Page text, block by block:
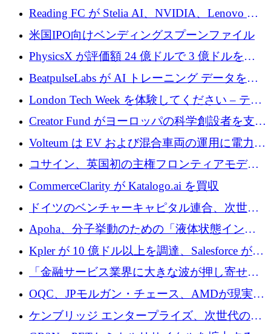
国の新興企業は「ここで拡大」し「ここに留
まる」
Reading FC が Stelia AI、NVIDIA、Lenovo と
協力して AI Center of Excellence を立ち上げ
米国IPO向けベンディングスプーンファイル
PhysicsX が評価額 24 億ドルで 3 億ドルを調
達
BeatpulseLabs が AI トレーニング データを拡
張するために 180 万ドルのプレシードを調達
London Tech Week を体験してください – テク
ノロジーがヨーロッパのイノベーションの未
来を形作る場所
Creator Fund がヨーロッパの科学創設者を支援
するために 5,600 万ドルを調達
Volteum は EV および混合車両の運用に電力を
供給するために 250 万ユーロを寄付
コサイン、英国初の主権フロンティアモデル
で業界の支援を確保
CommerceClarity が Katalogo.ai を買収
ドイツのベンチャーキャピタル連合、次世代
スタートアップの成長に向けて機関投資家へ
の資本シフトを呼びかけ
Apoha、分子挙動のための「液体状態インテ
リジェンス」を構築するために3,600万ドルを
かけてステルス状態から出現
Kpler が 10 億ドル以上を調達、Salesforce が
Contentful を買収、Built in Europe キャンペー
ンを開始
「金融サービス業界に大きな波が押し寄せて
いる」と「欧州初のAIネイティブ銀行」のボ
スが語る
OQC、JPモルガン・チェース、AMDが現実世
界のフィンテック・アプリケーションを探索
するためにQuantum-AIデータセンターを立ち
ケンブリッジ エンタープライズ、次世代のデ
ィープテック創設者向けにロンドンの出発点